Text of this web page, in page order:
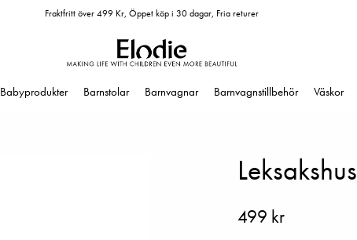
Fraktfritt över 499 Kr, Öppet köp i 30 dagar, Fria returer
Babyprodukter Barnstolar Barnvagnar Barnvagnstillbehör Väskor
Leksakshus
499 kr